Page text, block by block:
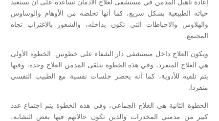
إعادة تأهيل المدمن في مستشفى لعلاج الادمان تساعده على أن يستعيد
حياته الطبيعية بشكل سريع، كما أنها تخلصه من الأوهام والوساوس
والهلاوس والاحباطات التي تكون بداخله، والشعور بالاغتراب تجاه
المجتمع.
ويكون العلاج داخل مستشفى دار الشفاء على خطوتين: الخطوة الأولى
هي العلاج المنفرد، وفي هذه الخطوة يتلقى المدمن العلاج وحده، وفيها
يتم تلقيه للأدوية، كما أنه يحضر جلسات نفسية مع الطبيب النفسي
منفردا.
الخطوة الثانية هي العلاج الجماعي، وفي هذه الخطوة يتم اجتماع عدد
كبير من مدمني المخدرات والذين تكون حالاتهم فيها بعض التشابه،